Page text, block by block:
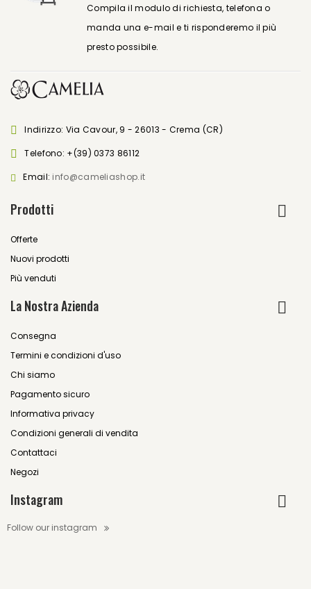
Compila il modulo di richiesta, telefona o
manda una e-mail e ti risponderemo il più
presto possibile.
Indirizzo: Via Cavour, 9 - 26013 - Crema (CR)
Telefono: +(39) 0373 86112
Email: info@cameliashop.it
Prodotti
Offerte
Nuovi prodotti
Più venduti
La Nostra Azienda
Consegna
Termini e condizioni d'uso
Chi siamo
Pagamento sicuro
Informativa privacy
Condizioni generali di vendita
Contattaci
Negozi
Instagram
Follow our instagram